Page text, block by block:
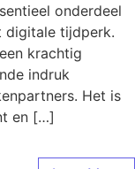
onderdeel
digitale tijdperk.
krachtig
indruk
Het is
en […]